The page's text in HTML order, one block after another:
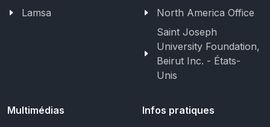
Lamsa
North America Office
Saint Joseph
University Foundation,
Beirut Inc. - États-
Unis
Multimédias Infos pratiques